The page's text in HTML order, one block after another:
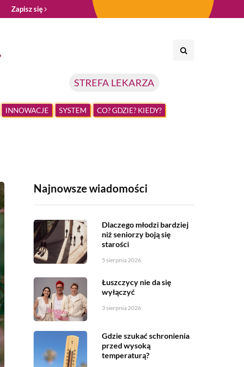
Zapisz się
STREFA LEKARZA
INNOWACJE SYSTEM CO? GDZIE? KIEDY?
Najnowsze wiadomości
Dlaczego młodzi bardziej
niż seniorzy boją się
starości
5 sierpnia 2026
Łuszczycy nie da się
wyłączyć
3 sierpnia 2026
Gdzie szukać schronienia
przed wysoką
temperaturą?